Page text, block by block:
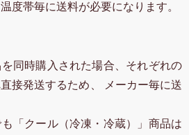
度帯毎に送料が必要になります。
同時購入された場合、それぞれの
接発送するため、 メーカー毎に送
「クール（冷凍・冷蔵）」商品は